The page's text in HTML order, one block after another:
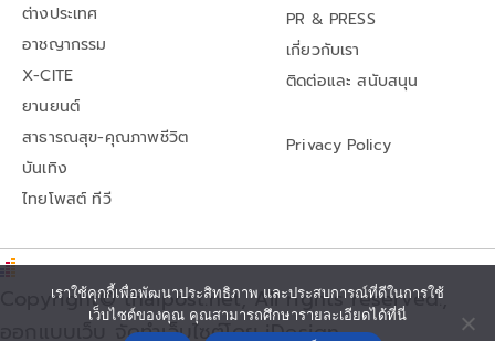
ต่างประเทศ
อาชญากรรม
X-CITE
ยานยนต์
สาธารณสุข-คุณภาพชีวิต
บันเทิง
ไทยโพสต์ ทีวี
PR & PRESS
เกี่ยวกับเรา
ติดต่อและ สนับสนุน
Privacy Policy
Copyright© thaipost.net, All rights reserved.,
ออกแบบเว็บ จัดทำเว็บไซต์โดย iDesign
เราใช้คุกกี้เพื่อพัฒนาประสิทธิภาพ และประสบการณ์ที่ดีในการใช้
เว็บไซต์ของคุณ คุณสามารถศึกษารายละเอียดได้ที่นี่